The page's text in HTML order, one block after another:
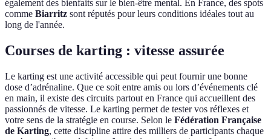
également des bienfaits sur le bien-être mental. En France, des spots
comme Biarritz sont réputés pour leurs conditions idéales tout au
long de l'année.
Courses de karting : vitesse assurée
Le karting est une activité accessible qui peut fournir une bonne
dose d’adrénaline. Que ce soit entre amis ou lors d’événements clé
en main, il existe des circuits partout en France qui accueillent des
passionnés de vitesse. Le karting permet de tester vos réflexes et
votre sens de la stratégie en course. Selon le Fédération Française
de Karting, cette discipline attire des milliers de participants chaque